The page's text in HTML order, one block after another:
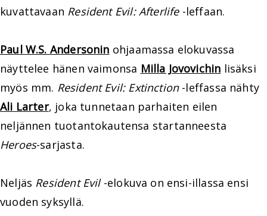
kuvattavaan Resident Evil: Afterlife-leffaan.
Paul W.S. Andersonin ohjaamassa elokuvassa
näyttelee hänen vaimonsa Milla Jovovichin lisäksi
myös mm. Resident Evil: Extinction-leffassa nähty
Ali Larter, joka tunnetaan parhaiten eilen
neljännen tuotantokautensa startanneesta
Heroes-sarjasta.
Neljäs Resident Evil-elokuva on ensi-illassa ensi
vuoden syksyllä.